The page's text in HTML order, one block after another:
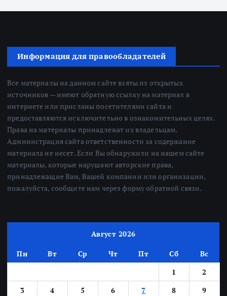
Информация для правообладателей
Все материалы на данном сайте взяты из открытых
источников — имеют обратную ссылку на материал в
интернете или присланы посетителями сайта и
предоставляются исключительно в ознакомительных целях.
Права на материалы принадлежат их владельцам.
Администрация сайта ответственности за содержание
материала не несет. Если Вы обнаружили на нашем сайте
материалы, которые нарушают авторские права,
принадлежащие Вам, Вашей компании или организации,
пожалуйста, сообщите нам через форму обратной связи.
Август 2026
Пн Вт Ср Чт Пт Сб
Вс
1
2
3
4 5 6 7 8
9